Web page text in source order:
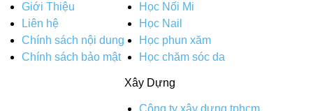
Giới Thiệu
Liên hệ
Chính sách nội dung
Chính sách bảo mật
Học Nối Mi
Học Nail
Học phun xăm
Học chăm sóc da
Xây Dựng
Công ty xây dựng tphcm